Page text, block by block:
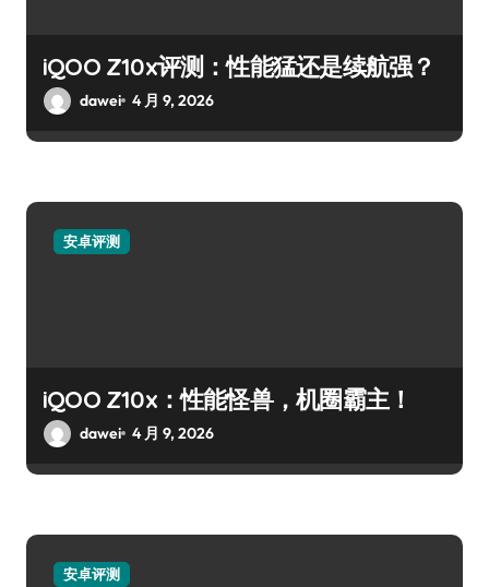
iQOO Z10x评测：性能猛还是续航强？
dawei 4 月 9, 2026
安卓评测
iQOO Z10x：性能怪兽，机圈霸主！
dawei 4 月 9, 2026
安卓评测